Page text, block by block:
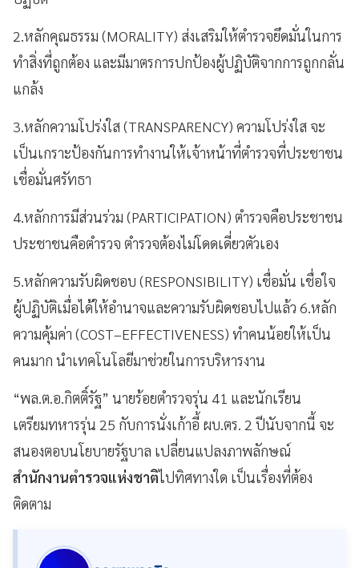
2.หลักคุณธรรม (MORALITY) ส่งเสริมให้ตำรวจยึดมั่นในการ
ทำสิ่งที่ถูกต้อง และมีมาตรการปกป้องผู้ปฏิบัติจากการถูกกลั่น
แกล้ง
3.หลักความโปร่งใส (TRANSPARENCY) ความโปร่งใส จะ
เป็นเกราะป้องกันการทำงานให้เจ้าหน้าที่ตำรวจที่ประชาชน
เชื่อมั่นศรัทธา
4.หลักการมีส่วนร่วม (PARTICIPATION) ตำรวจคือประชาชน
ประชาชนคือตำรวจ ตำรวจต้องไม่โดดเดี่ยวตัวเอง
5.หลักความรับผิดชอบ (RESPONSIBILITY) เชื่อมั่น เชื่อใจ
ผู้ปฏิบัติเมื่อได้ให้อำนาจและความรับผิดชอบไปแล้ว 6.หลัก
ความคุ้มค่า (COST–EFFECTIVENESS) ทำคนน้อยให้เป็น
คนมาก นำเทคโนโลยีมาช่วยในการบริหารงาน
“พล.ต.อ.กิตติ์รัฐ” นายร้อยตำรวจรุ่น 41 และนักเรียน
เตรียมทหารรุ่น 25 กับการนั่งเก้าอี้ ผบ.ตร. 2 ปีนับจากนี้ จะ
สนองตอบนโยบายรัฐบาล เปลี่ยนแปลงภาพลักษณ์
สำนักงานตำรวจแห่งชาติไปทิศทางใด เป็นเรื่องที่ต้อง
ติดตาม